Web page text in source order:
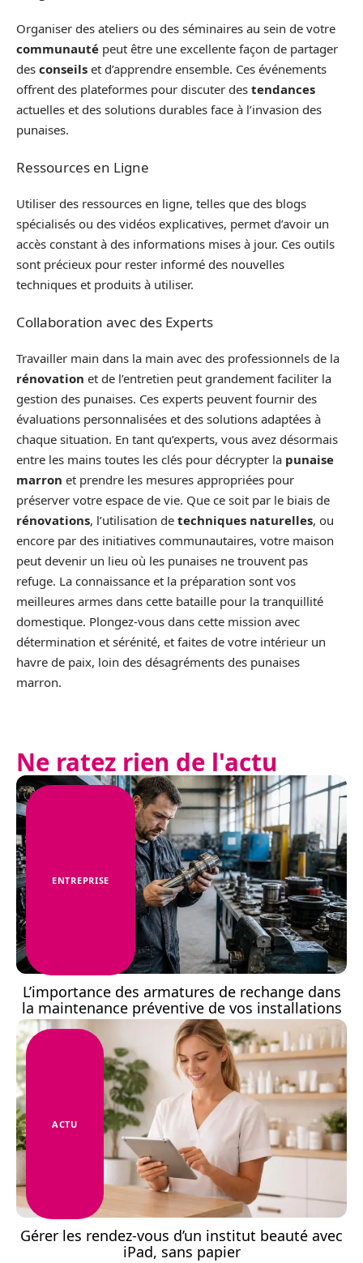
Organiser des ateliers ou des séminaires au sein de votre
communauté peut être une excellente façon de partager
des conseils et d’apprendre ensemble. Ces événements
offrent des plateformes pour discuter des tendances
actuelles et des solutions durables face à l’invasion des
punaises.
Ressources en Ligne
Utiliser des ressources en ligne, telles que des blogs
spécialisés ou des vidéos explicatives, permet d’avoir un
accès constant à des informations mises à jour. Ces outils
sont précieux pour rester informé des nouvelles
techniques et produits à utiliser.
Collaboration avec des Experts
Travailler main dans la main avec des professionnels de la
rénovation et de l’entretien peut grandement faciliter la
gestion des punaises. Ces experts peuvent fournir des
évaluations personnalisées et des solutions adaptées à
chaque situation. En tant qu’experts, vous avez désormais
entre les mains toutes les clés pour décrypter la punaise
marron et prendre les mesures appropriées pour
préserver votre espace de vie. Que ce soit par le biais de
rénovations, l’utilisation de techniques naturelles, ou
encore par des initiatives communautaires, votre maison
peut devenir un lieu où les punaises ne trouvent pas
refuge. La connaissance et la préparation sont vos
meilleures armes dans cette bataille pour la tranquillité
domestique. Plongez-vous dans cette mission avec
détermination et sérénité, et faites de votre intérieur un
havre de paix, loin des désagréments des punaises
marron.
Ne ratez rien de l'actu
ENTREPRISE
L’importance des armatures de rechange dans
la maintenance préventive de vos installations
ACTU
Gérer les rendez-vous d’un institut beauté avec
iPad, sans papier